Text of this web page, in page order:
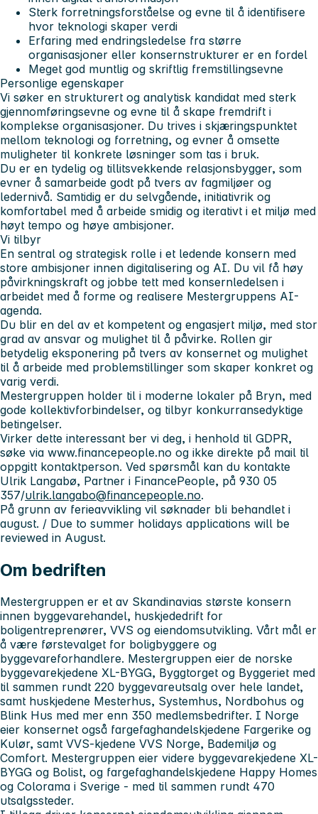
Sterk forretningsforståelse og evne til å identifisere
hvor teknologi skaper verdi
Erfaring med endringsledelse fra større
organisasjoner eller konsernstrukturer er en fordel
Meget god muntlig og skriftlig fremstillingsevne
Personlige egenskaper
Vi søker en strukturert og analytisk kandidat med sterk
gjennomføringsevne og evne til å skape fremdrift i
komplekse organisasjoner. Du trives i skjæringspunktet
mellom teknologi og forretning, og evner å omsette
muligheter til konkrete løsninger som tas i bruk.
Du er en tydelig og tillitsvekkende relasjonsbygger, som
evner å samarbeide godt på tvers av fagmiljøer og
ledernivå. Samtidig er du selvgående, initiativrik og
komfortabel med å arbeide smidig og iterativt i et miljø med
høyt tempo og høye ambisjoner.
Vi tilbyr
En sentral og strategisk rolle i et ledende konsern med
store ambisjoner innen digitalisering og AI. Du vil få høy
påvirkningskraft og jobbe tett med konsernledelsen i
arbeidet med å forme og realisere Mestergruppens AI-
agenda.
Du blir en del av et kompetent og engasjert miljø, med stor
grad av ansvar og mulighet til å påvirke. Rollen gir
betydelig eksponering på tvers av konsernet og mulighet
til å arbeide med problemstillinger som skaper konkret og
varig verdi.
Mestergruppen holder til i moderne lokaler på Bryn, med
gode kollektivforbindelser, og tilbyr konkurransedyktige
betingelser.
Virker dette interessant ber vi deg, i henhold til GDPR,
søke via www.financepeople.no og ikke direkte på mail til
oppgitt kontaktperson. Ved spørsmål kan du kontakte
Ulrik Langabø, Partner i FinancePeople, på 930 05
357/ulrik.langabo@financepeople.no.
På grunn av ferieavvikling vil søknader bli behandlet i
august. / Due to summer holidays applications will be
reviewed in August.
Om bedriften
Mestergruppen er et av Skandinavias største konsern
innen byggevarehandel, huskjededrift for
boligentreprenører, VVS og eiendomsutvikling. Vårt mål er
å være førstevalget for boligbyggere og
byggevareforhandlere. Mestergruppen eier de norske
byggevarekjedene XL-BYGG, Byggtorget og Byggeriet med
til sammen rundt 220 byggevareutsalg over hele landet,
samt huskjedene Mesterhus, Systemhus, Nordbohus og
Blink Hus med mer enn 350 medlemsbedrifter. I Norge
eier konsernet også fargefaghandelskjedene Fargerike og
Kulør, samt VVS-kjedene VVS Norge, Bademiljø og
Comfort. Mestergruppen eier videre byggevarekjedene XL-
BYGG og Bolist, og fargefaghandelskjedene Happy Homes
og Colorama i Sverige - med til sammen rundt 470
utsalgssteder.